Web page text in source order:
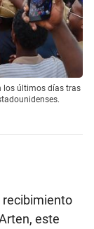
los últimos días tras
recibimiento
este